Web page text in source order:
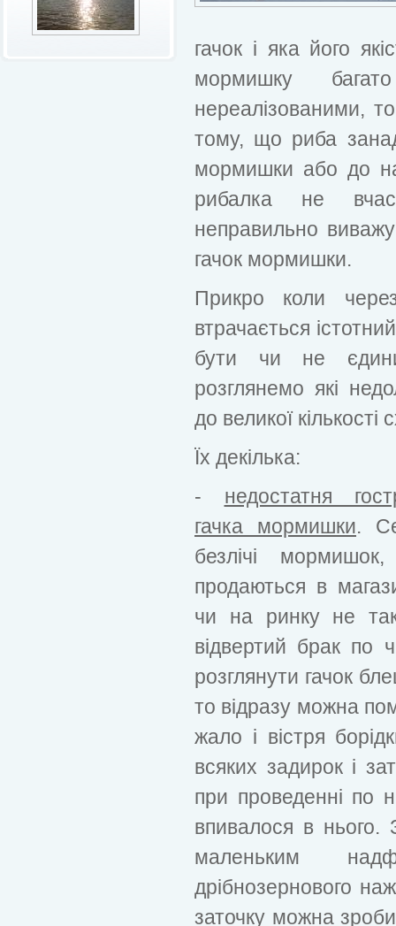
гачок і яка його
мормишку
нереалізованими,
тому, що риба
мормишки або до
рибалка не
неправильно
гачок мормишки.
Прикро коли
втрачається
бути чи не
розглянемо які
до великої кількості
Їх декілька:
- недостатня
гачка мормишки.
безлічі
продаються в
чи на ринку не
відвертий брак по
розглянути гачок
то відразу можна
жало і вістря
всяких задирок і
при проведенні по
впивалося в нього.
маленьким
дрібнозернового
заточку можна